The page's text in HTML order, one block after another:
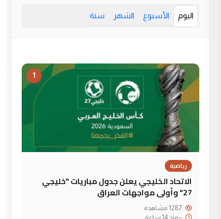
اليوم الأسبوع الشهر سنة
1
رياضية
الاتحاد الخليجي يعلن جدول مباريات "خليجي
27" وأولى مواجهات العراق
--منذ 14 ساعة